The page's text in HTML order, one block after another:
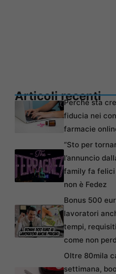
Articoli recenti
Perché sta
fiducia nei
farmacie
“Sto per
l’annuncio
family fa felici
non è Fedez
Bonus 500
lavoratori
tempi,
come non
Oltre 80mila
settimana,